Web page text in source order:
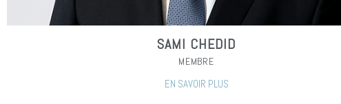
SAMI CHEDID
MEMBRE
EN SAVOIR PLUS